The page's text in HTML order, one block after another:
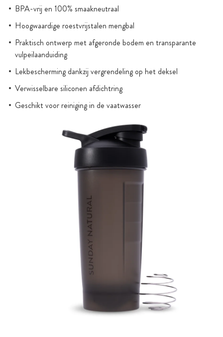
BPA-vrij en 100% smaakneutraal
Hoogwaardige roestvrijstalen mengbal
Praktisch ontwerp met afgeronde bodem en transparante
vulpeilaanduiding
Lekbescherming dankzij vergrendeling op het deksel
Verwisselbare siliconen afdichtring
Geschikt voor reiniging in de vaatwasser